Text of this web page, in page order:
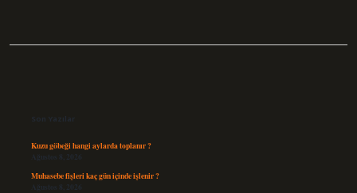
Son Yazılar
Kuzu göbeği hangi aylarda toplanır ?
Ağustos 8, 2026
Muhasebe fişleri kaç gün içinde işlenir ?
Ağustos 8, 2026